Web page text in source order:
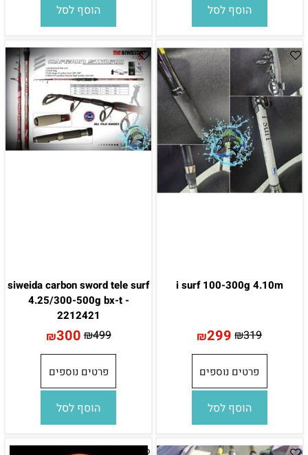
הוסף לסל הוסף לסל
i surf 100-300g 4.10m
₪319
₪299
פרטים נוספים
הוסף לסל
siweida carbon sword tele surf
4.25/300-500g bx-t -
2212421
₪499
₪300
פרטים נוספים
הוסף לסל